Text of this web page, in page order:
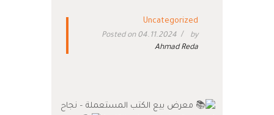
Uncategorized
Posted on 04.11.2024
by
Ahmad Reda
معرض بيع الكتب المستعملة – نجاح